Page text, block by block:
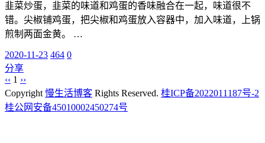
韭菜炒蛋，韭菜的味道和鸡蛋的香味融合在一起，味道很不
错。尖椒铺鸡蛋，把尖椒和鸡蛋放入容器中，加入味道，上锅
煎制两面金黄。 …
2020-11-23 464 0
分享
‹‹ 1 ››
Copyright 慢生活博客 Rights Reserved. 桂ICP备2022011187号-2
桂公网安备45010002450274号